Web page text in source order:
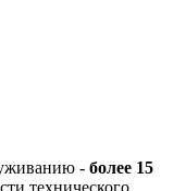
- более 15
технического